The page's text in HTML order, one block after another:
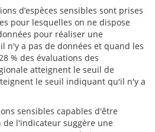
d’espèces sensibles sont prises
pour lesquelles on ne dispose
pour réaliser une
n'y a pas de données et quand les
% des évaluations des
atteignent le seuil de
le seuil indiquant qu'il n'y a
sensibles capables d'être
de l'indicateur suggère une